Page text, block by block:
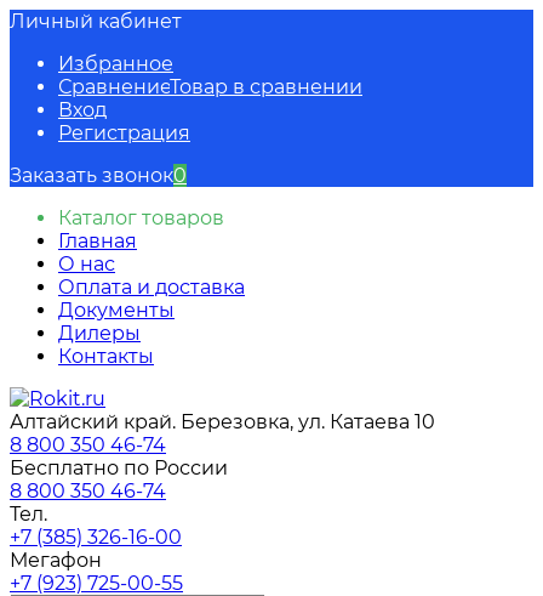
Личный кабинет
Избранное
СравнениеТовар в сравнении
Вход
Регистрация
Заказать звонок0
Каталог товаров
Главная
О нас
Оплата и доставка
Документы
Дилеры
Контакты
Алтайский край. Березовка, ул. Катаева 10
8 800 350 46-74
Бесплатно по России
8 800 350 46-74
Тел.
+7 (385) 326-16-00
Мегафон
+7 (923) 725-00-55